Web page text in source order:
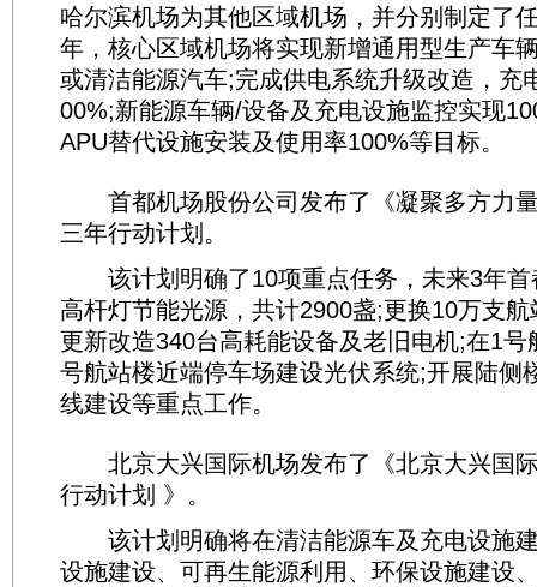
哈尔滨机场为其他区域机场，并分别制定了
年，核心区域机场将实现新增通用型生产车
或清洁能源汽车;完成供电系统升级改造，充
00%;新能源车辆/设备及充电设施监控实现
APU替代设施安装及使用率100%等目标。
首都机场股份公司发布了《凝聚多方力
三年行动计划。
该计划明确了10项重点任务，未来3年首
高杆灯节能光源，共计2900盏;更换10万支
更新改造340台高耗能设备及老旧电机;在1号
号航站楼近端停车场建设光伏系统;开展陆侧
线建设等重点工作。
北京大兴国际机场发布了《北京大兴国
行动计划 》。
该计划明确将在清洁能源车及充电设施建
设施建设、可再生能源利用、环保设施建设